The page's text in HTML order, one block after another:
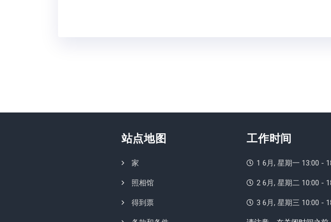
站点地图
家
照相馆
得到票
工作时间
1 6月, 星期一 13:00 -
2 6月, 星期二 10:00 -
3 6月, 星期三 10:00 -